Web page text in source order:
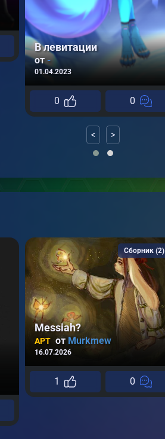
В левитации
от-
01.04.2023
0 0
< >
Messiah?
АРТ от Murkmew
16.07.2026
Сборник (2)
1 0